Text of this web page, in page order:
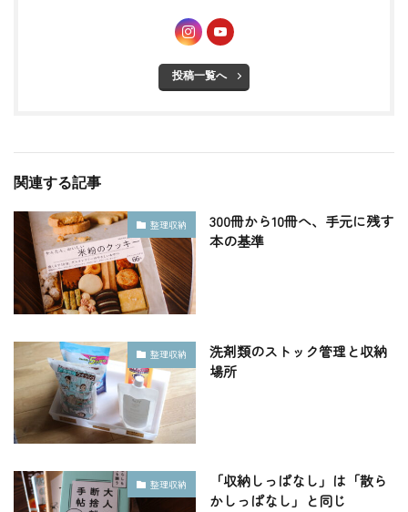
投稿一覧へ
関連する記事
整理収納
300冊から10冊へ、手元に残す
本の基準
整理収納
洗剤類のストック管理と収納
場所
整理収納
「収納しっぱなし」は「散ら
かしっぱなし」と同じ